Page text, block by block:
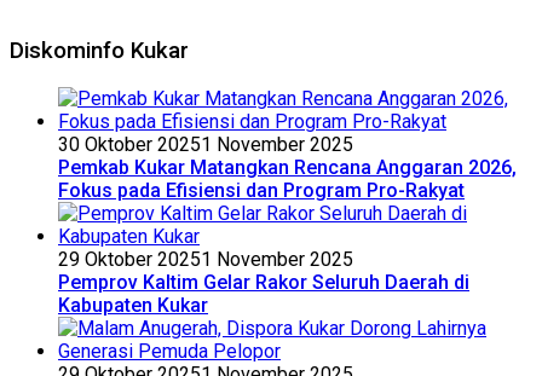
Diskominfo Kukar
30 Oktober 20251 November 2025
Pemkab Kukar Matangkan Rencana Anggaran 2026,
Fokus pada Efisiensi dan Program Pro-Rakyat
29 Oktober 20251 November 2025
Pemprov Kaltim Gelar Rakor Seluruh Daerah di
Kabupaten Kukar